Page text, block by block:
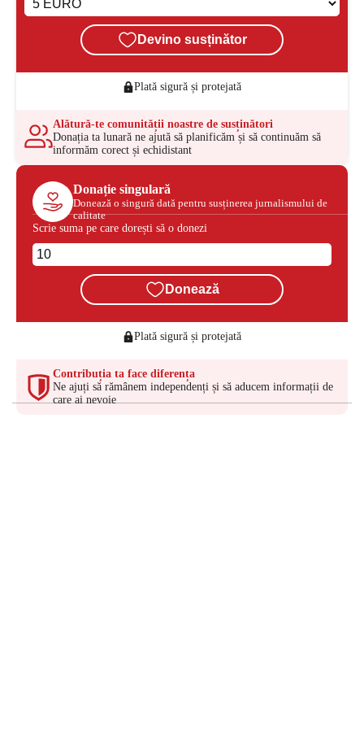
Devino susținător
Plată sigură și protejată
Alătură-te comunității noastre de susținători
Donația ta lunară ne ajută să planificăm și să continuăm să
informăm corect și echidistant
Donație singulară
Donează o singură dată pentru susținerea jurnalismului de
calitate
Scrie suma pe care dorești să o donezi
Donează
Plată sigură și protejată
Contribuția ta face diferența
Ne ajuți să rămânem independenți și să aducem informații de
care ai nevoie